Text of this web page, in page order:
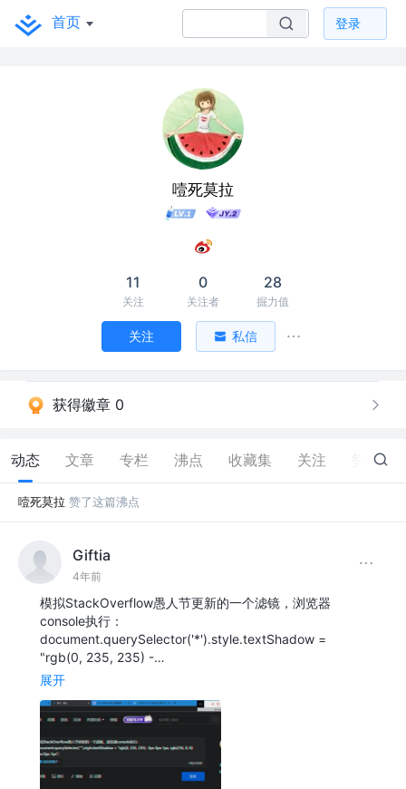
首页 登录
噎死莫拉
11
关注
0
关注者
28
掘力值
关注 私信
获得徽章 0
动态 文章 专栏 沸点 收藏集 关注 87
噎死莫拉 赞了这篇沸点
Giftia
4年前
模拟StackOverflow愚人节更新的一个滤镜，浏览器
console执行：
document.querySelector('*').style.textShadow =
"rgb(0, 235, 235) -…
展开